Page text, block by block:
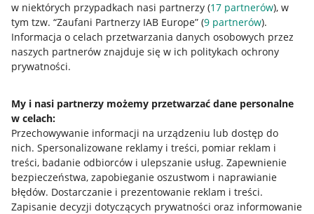
w niektórych przypadkach nasi partnerzy (17 partnerów), w
tym tzw. “Zaufani Partnerzy IAB Europe” (9 partnerów).
Informacja o celach przetwarzania danych osobowych przez
naszych partnerów znajduje się w ich politykach ochrony
prywatności.
My i nasi partnerzy możemy przetwarzać dane personalne
w celach:
Przechowywanie informacji na urządzeniu lub dostęp do
nich. Spersonalizowane reklamy i treści, pomiar reklam i
treści, badanie odbiorców i ulepszanie usług. Zapewnienie
bezpieczeństwa, zapobieganie oszustwom i naprawianie
błędów. Dostarczanie i prezentowanie reklam i treści.
Zapisanie decyzji dotyczących prywatności oraz informowanie
Nawigacja
Przydatne informacje
Jak to działa
Allegro Gadane dla sprzedających
Allegro Gadane dla kupujących
Mapa miejscowości
Informacje prawne